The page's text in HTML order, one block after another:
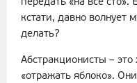
передать «на все
кстати, давно волнует
делать?
Абстракционисты –
«отражать яблоко».